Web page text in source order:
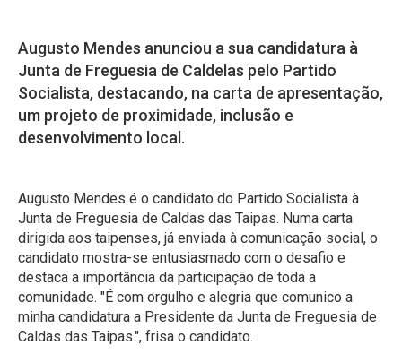
Augusto Mendes anunciou a sua candidatura à
Junta de Freguesia de Caldelas pelo Partido
Socialista, destacando, na carta de apresentação,
um projeto de proximidade, inclusão e
desenvolvimento local.
Augusto Mendes é o candidato do Partido Socialista à
Junta de Freguesia de Caldas das Taipas. Numa carta
dirigida aos taipenses, já enviada à comunicação social, o
candidato mostra-se entusiasmado com o desafio e
destaca a importância da participação de toda a
comunidade. "É com orgulho e alegria que comunico a
minha candidatura a Presidente da Junta de Freguesia de
Caldas das Taipas.", frisa o candidato.